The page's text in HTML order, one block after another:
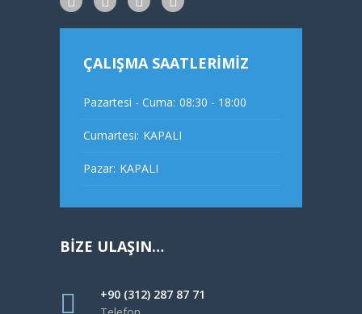
ÇALIŞMA SAATLERİMİZ
Pazartesi - Cuma: 08:30 - 18:00
Cumartesi: KAPALI
Pazar: KAPALI
BİZE ULAŞIN…
+90 (312) 287 87 71